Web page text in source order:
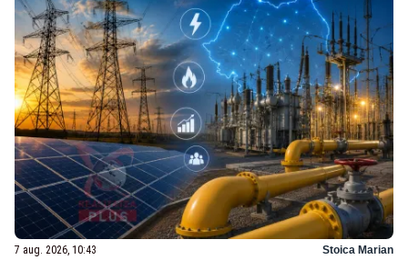
7 aug. 2026, 10:43 Stoica Marian